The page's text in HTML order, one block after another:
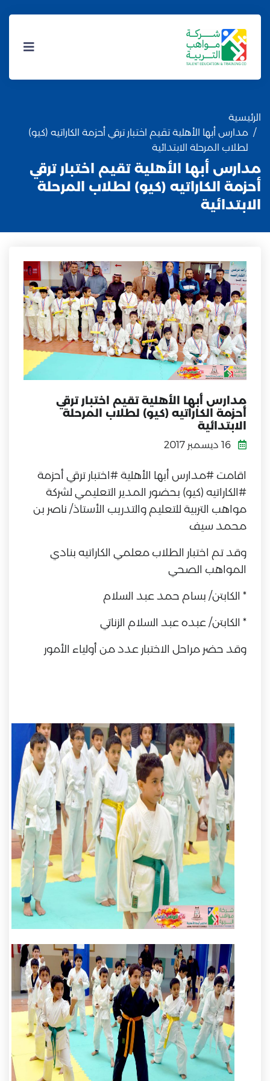
الرئيسية
مدارس أبها الأهلية تقيم اختبار ترقي أحزمة الكاراتيه (كيو)
لطلاب المرحلة الابتدائية
مدارس أبها الأهلية تقيم اختبار ترقي
أحزمة الكاراتيه (كيو) لطلاب المرحلة
الابتدائية
مدارس أبها الأهلية تقيم اختبار ترقي
أحزمة الكاراتيه (كيو) لطلاب المرحلة
الابتدائية
اقامت #مدارس أبها الأهلية #اختبار ترقي أحزمة
#الكاراتيه (كيو) بحضور المدير التعليمي لشركة
مواهب التربية للتعليم والتدريب الأستاذ/ ناصر بن
محمد سيف
وقد تم اختبار الطلاب معلمي الكاراتيه بنادي
المواهب الصحي
* الكابتن/ بسام حمد عبد السلام
* الكابتن/ عبده عبد السلام الزناتي
وقد حضر مراحل الاختبار عدد من أولياء الأمور